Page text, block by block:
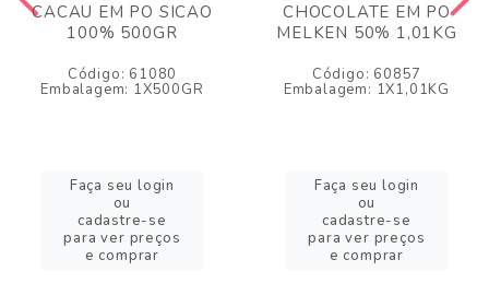
CACAU EM PO SICAO
100% 500GR
Código: 61080
Embalagem: 1X500GR
Faça seu login
ou
cadastre-se
para ver preços
e comprar
CHOCOLATE EM PO
MELKEN 50% 1,01KG
Código: 60857
Embalagem: 1X1,01KG
Faça seu login
ou
cadastre-se
para ver preços
e comprar